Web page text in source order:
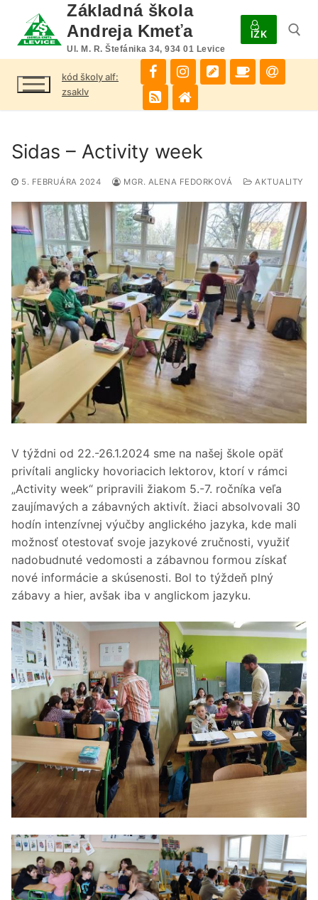
obsah
Základná škola
Andreja Kmeťa
Ul. M. R. Štefánika 34, 934 01 Levice
IŽK
Hľadať:
kód školy alf:
zsaklv
Sidas – Activity week
5. FEBRUÁRA 2024 MGR. ALENA FEDORKOVÁ AKTUALITY
V týždni od 22.-26.1.2024 sme na našej škole opäť
privítali anglicky hovoriacich lektorov, ktorí v rámci
„Activity week“ pripravili žiakom 5.-7. ročníka veľa
zaujímavých a zábavných aktivít. žiaci absolvovali 30
hodín intenzívnej výučby anglického jazyka, kde mali
možnosť otestovať svoje jazykové zručnosti, využiť
nadobudnuté vedomosti a zábavnou formou získať
nové informácie a skúsenosti. Bol to týždeň plný
zábavy a hier, avšak iba v anglickom jazyku.